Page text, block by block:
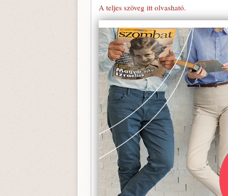
A teljes szöveg itt olvasható.